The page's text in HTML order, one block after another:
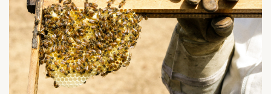
Aktivitetskalender
Lover og regler
Plassering av bigård